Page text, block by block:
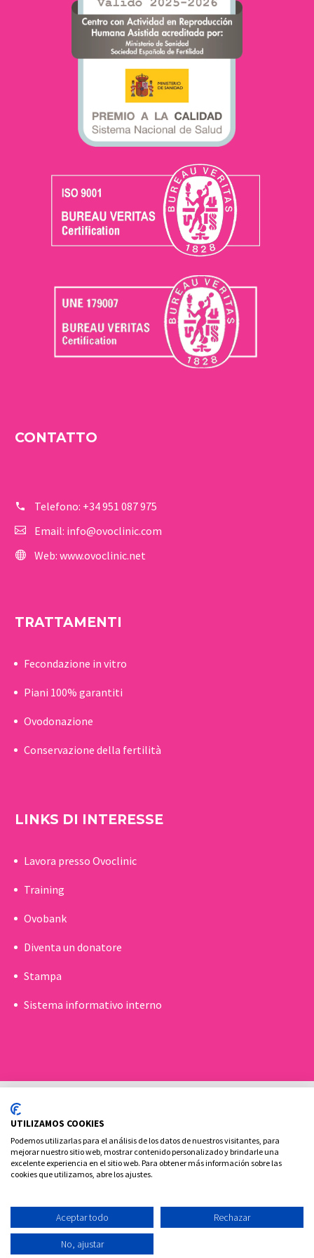
CONTATTO
Telefono: +34 951 087 975
Email: info@ovoclinic.com
Web: www.ovoclinic.net
TRATTAMENTI
Fecondazione in vitro
Piani 100% garantiti
Ovodonazione
Conservazione della fertilità
LINKS DI INTERESSE
Lavora presso Ovoclinic
Training
Ovobank
Diventa un donatore
Stampa
Sistema informativo interno
Politica sui cookie
Aviso legale e Informativa sulla privacy
Ovoclinic ©2026
UTILIZAMOS COOKIES
Podemos utilizarlas para el análisis de los datos de nuestros visitantes, para
mejorar nuestro sitio web, mostrar contenido personalizado y brindarle una
excelente experiencia en el sitio web. Para obtener más información sobre las
cookies que utilizamos, abre los ajustes.
Aceptar todo Rechazar
No, ajustar